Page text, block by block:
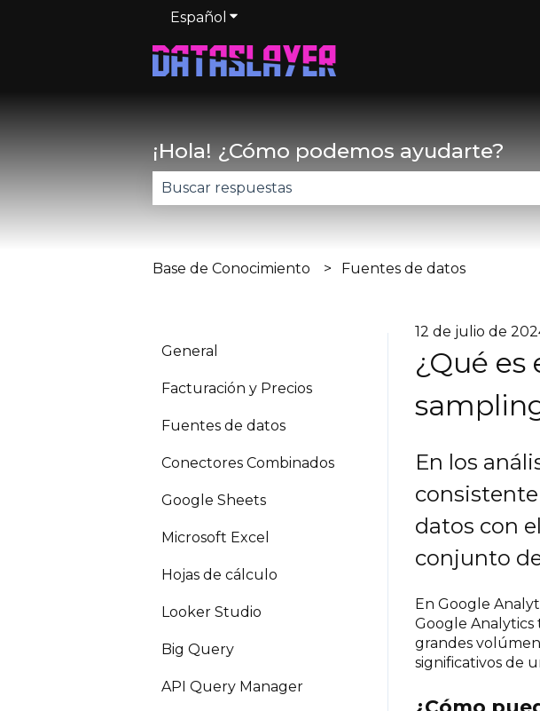
Español Traducciones de Mostrar submenú de
¡Hola! ¿Cómo podemos ayudarte?
Base de Conocimiento Fuentes de datos
12 de julio de
¿Qué
En los
datos con
conjunto
En Google
Google Analytics
grandes
significativos de
General
Facturación y Precios
Fuentes de datos
Conectores Combinados
Google Sheets
Microsoft Excel
Hojas de cálculo
Looker Studio
Big Query
API Query Manager